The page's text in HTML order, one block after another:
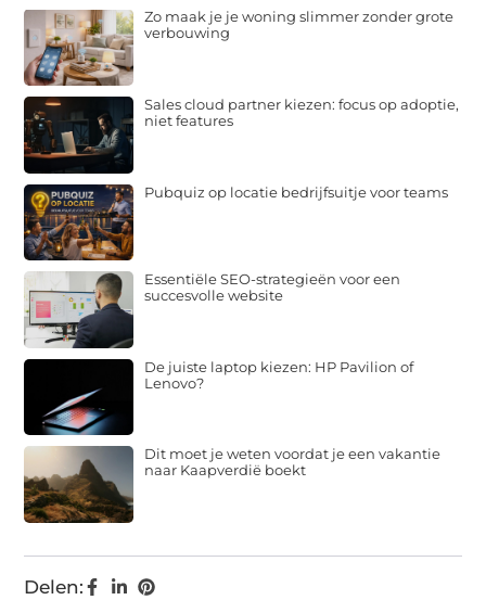
Delen:
Zo maak je je woning slimmer zonder grote
verbouwing
Sales cloud partner kiezen: focus op adoptie,
niet features
Pubquiz op locatie bedrijfsuitje voor teams
Essentiële SEO-strategieën voor een
succesvolle website
De juiste laptop kiezen: HP Pavilion of
Lenovo?
Dit moet je weten voordat je een vakantie
naar Kaapverdië boekt